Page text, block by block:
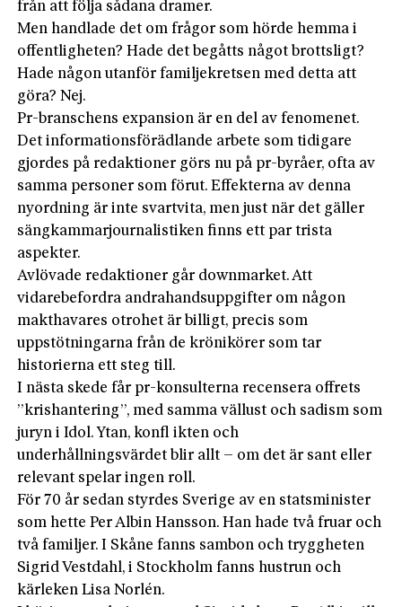
från att följa sådana dramer.
Men handlade det om frågor som hörde hemma i
offentligheten? Hade det begåtts något brottsligt?
Hade någon utanför familjekretsen med detta att
göra? Nej.
Pr-branschens expansion är en del av fenomenet.
Det informationsförädlande arbete som tidigare
gjordes på redaktioner görs nu på pr-byråer, ofta av
samma personer som förut. Effekterna av denna
nyordning är inte svartvita, men just när det gäller
sängkammarjournalistiken finns ett par trista
aspekter.
Avlövade redaktioner går downmarket. Att
vidarebefordra andrahandsuppgifter om någon
makthavares otrohet är billigt, precis som
uppstötningarna från de krönikörer som tar
historierna ett steg till.
I nästa skede får pr-konsulterna recensera offrets
”krishantering”, med samma vällust och sadism som
juryn i Idol. Ytan, konfl ikten och
underhållningsvärdet blir allt – om det är sant eller
relevant spelar ingen roll.
För 70 år sedan styrdes Sverige av en statsminister
som hette Per Albin Hansson. Han hade två fruar och
två familjer. I Skåne fanns sambon och tryggheten
Sigrid Vestdahl, i Stockholm fanns hustrun och
kärleken Lisa Norlén.